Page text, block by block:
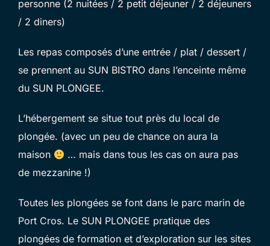
personne (2 nuitées / 2 petit déjeuner / 2 déjeuners
/ 2 diners)
Les repas composés d’une entrée / plat / dessert /
se prennent au SUN BISTRO dans l’enceinte même
du SUN PLONGEE.
L’hébergement se situe tout près du local de
plongée. (avec un peu de chance on aura la
maison
… mais dans tous les cas on aura pas
de mezzanine !)
Toutes les plongées se font dans le parc marin de
Port Cros. Le SUN PLONGEE pratique des
plongées de formation et d’exploration sur les sites